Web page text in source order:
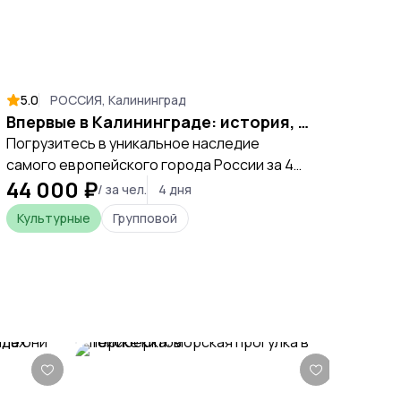
5.0 РОССИЯ, Калининград
Впервые в Калининграде: история, янтарь и Куршская коса
Погрузитесь в уникальное наследие
самого европейского города России за 4
дня. Вы откроете для себя средневековую
историю Тевтонского ордена,
почувствуете атмосферу балтийских
44 000 ₽/ за чел.
4 дня
Культурные
Групповой